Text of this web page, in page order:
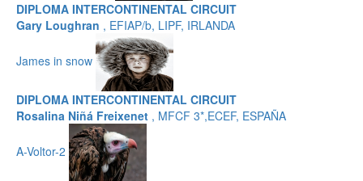
DIPLOMA INTERCONTINENTAL CIRCUIT
Gary Loughran , EFIAP/b, LIPF, IRLANDA
James in snow
DIPLOMA INTERCONTINENTAL CIRCUIT
Rosalina Niñá Freixenet , MFCF 3*,ECEF, ESPAÑA
A-Voltor-2